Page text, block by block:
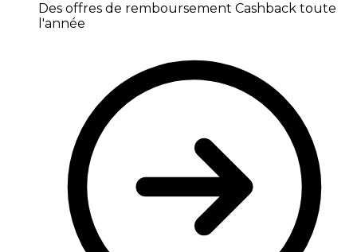
Des offres de remboursement Cashback toute
l'année